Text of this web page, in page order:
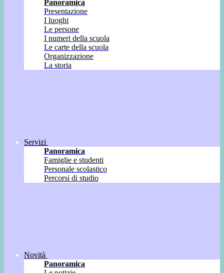
Panoramica
Presentazione
I luoghi
Le persone
I numeri della scuola
Le carte della scuola
Organizzazione
La storia
Servizi
Panoramica
Famiglie e studenti
Personale scolastico
Percorsi di studio
Novità
Panoramica